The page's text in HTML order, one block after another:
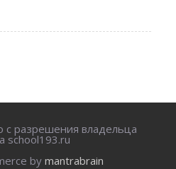
с разрешения владельца
school193.ru
by mantrabrain